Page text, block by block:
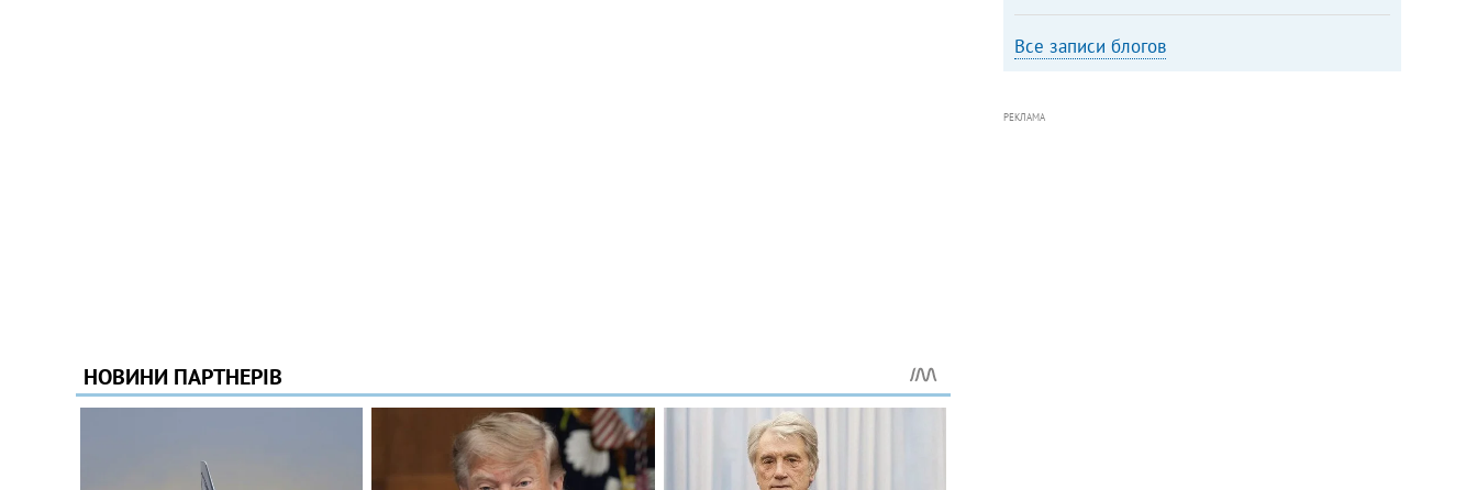
Все записи блогов
РЕКЛАМА